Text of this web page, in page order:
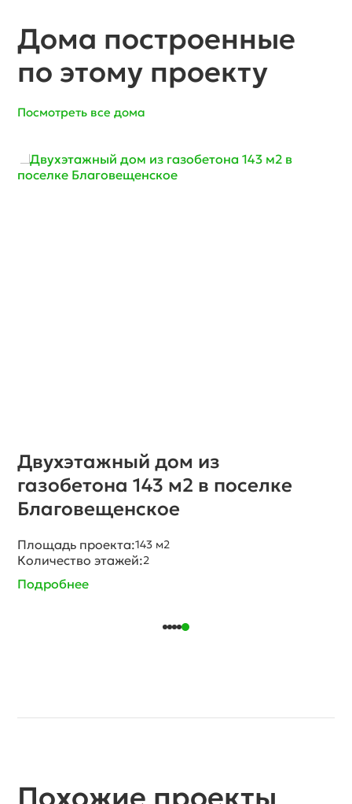
Дома построенные
по этому проекту
Посмотреть все дома
Двухэтажный дом из
газобетона 143 м2 в мкр.
Рождественское
Площадь проекта:143 м2
Количество этажей:2
Подробнее